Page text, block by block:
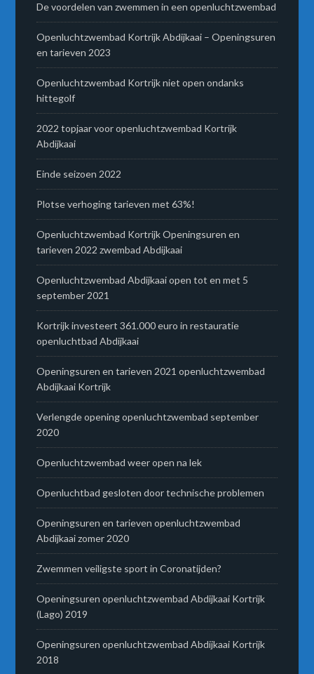
De voordelen van zwemmen in een openluchtzwembad
Openluchtzwembad Kortrijk Abdijkaai – Openingsuren
en tarieven 2023
Openluchtzwembad Kortrijk niet open ondanks
hittegolf
2022 topjaar voor openluchtzwembad Kortrijk
Abdijkaai
Einde seizoen 2022
Plotse verhoging tarieven met 63%!
Openluchtzwembad Kortrijk Openingsuren en
tarieven 2022 zwembad Abdijkaai
Openluchtzwembad Abdijkaai open tot en met 5
september 2021
Kortrijk investeert 361.000 euro in restauratie
openluchtbad Abdijkaai
Openingsuren en tarieven 2021 openluchtzwembad
Abdijkaai Kortrijk
Verlengde opening openluchtzwembad september
2020
Openluchtzwembad weer open na lek
Openluchtbad gesloten door technische problemen
Openingsuren en tarieven openluchtzwembad
Abdijkaai zomer 2020
Zwemmen veiligste sport in Coronatijden?
Openingsuren openluchtzwembad Abdijkaai Kortrijk
(Lago) 2019
Openingsuren openluchtzwembad Abdijkaai Kortrijk
2018